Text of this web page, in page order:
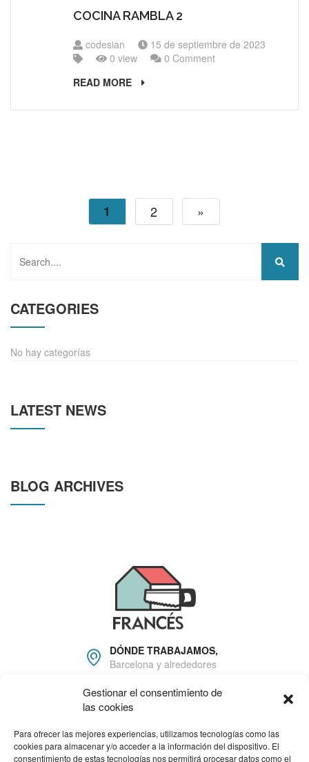
Gestionar el consentimiento de
las cookies
Para ofrecer las mejores experiencias, utilizamos tecnologías como las
cookies para almacenar y/o acceder a la información del dispositivo. El
consentimiento de estas tecnologías nos permitirá procesar datos como el
COCINA RAMBLA 2
codesian
15 de septiembre de 2023
0 view
0 Comment
READ MORE
1 2 »
CATEGORIES
No hay categorías
LATEST NEWS
BLOG ARCHIVES
DÓNDE TRABAJAMOS,
Barcelona y alrededores
666 22 81 16
info@carpinteriafrances.c